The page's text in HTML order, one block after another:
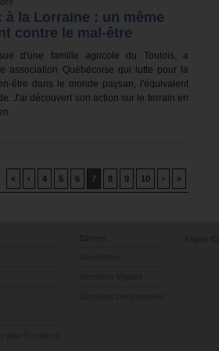
à la Lorraine : un même
contre le mal-être
d'une famille agricole du Toulois, a
association Québécoise qui lutte pour la
être dans le monde paysan, l'équivalent
J'ai découvert son action sur le terrain en
« ‹ 4 5 6 7 8 9 10 › »